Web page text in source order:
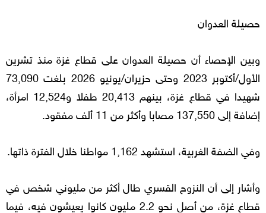
حصيلة العدوان
وبين الإحصاء أن حصيلة العدوان على قطاع غزة منذ تشرين
الأول/أكتوبر 2023 وحتى حزيران/يونيو 2026 بلغت 73,090
شهيدا في قطاع غزة، بينهم 20,413 طفلا و12,524 امرأة،
إضافة إلى 137,550 مصابا وأكثر من 11 ألف مفقود.
وفي الضفة الغربية، استشهد 1,162 مواطنا خلال الفترة ذاتها.
وأشار إلى أن النزوح القسري طال أكثر من مليوني شخص في
قطاع غزة، من أصل نحو 2.2 مليون كانوا يعيشون فيه، فيما